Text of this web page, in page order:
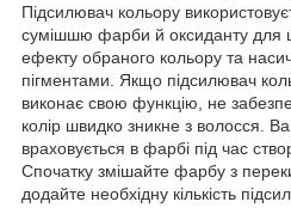
Підсилювач кольору
сумішшю фарби й оксиданту для
ефекту обраного кольору та
пігментами. Якщо підсилювач
виконає свою функцію, не
колір швидко зникне з волосся.
враховується в фарбі під час
Спочатку змішайте фарбу з
додайте необхідну кількість